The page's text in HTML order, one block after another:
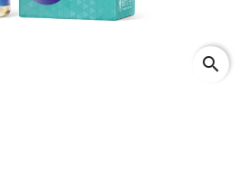
search